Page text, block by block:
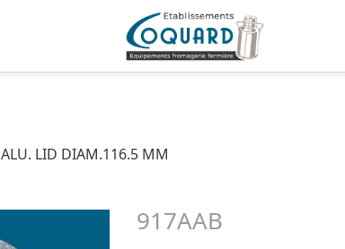
ALU. LID DIAM.116.5 MM
917AAB